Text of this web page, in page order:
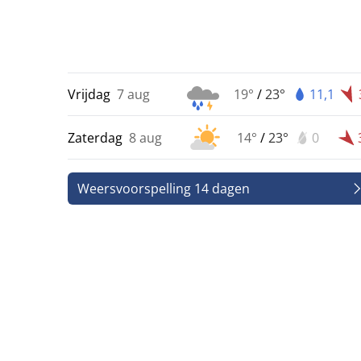
Vrijdag 7 aug 19° /23° 11,1
Zaterdag 8 aug 14° /23° 0
Weersvoorspelling 14 dagen